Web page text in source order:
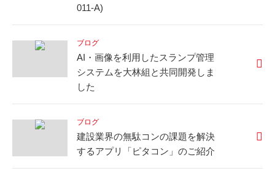
011-A)
ブログ
AI・画像を利用したスランプ管理
システムを大林組と共同開発しま
した
ブログ
建設業界の無駄コンの課題を解決
するアプリ「ピタコン」のご紹介